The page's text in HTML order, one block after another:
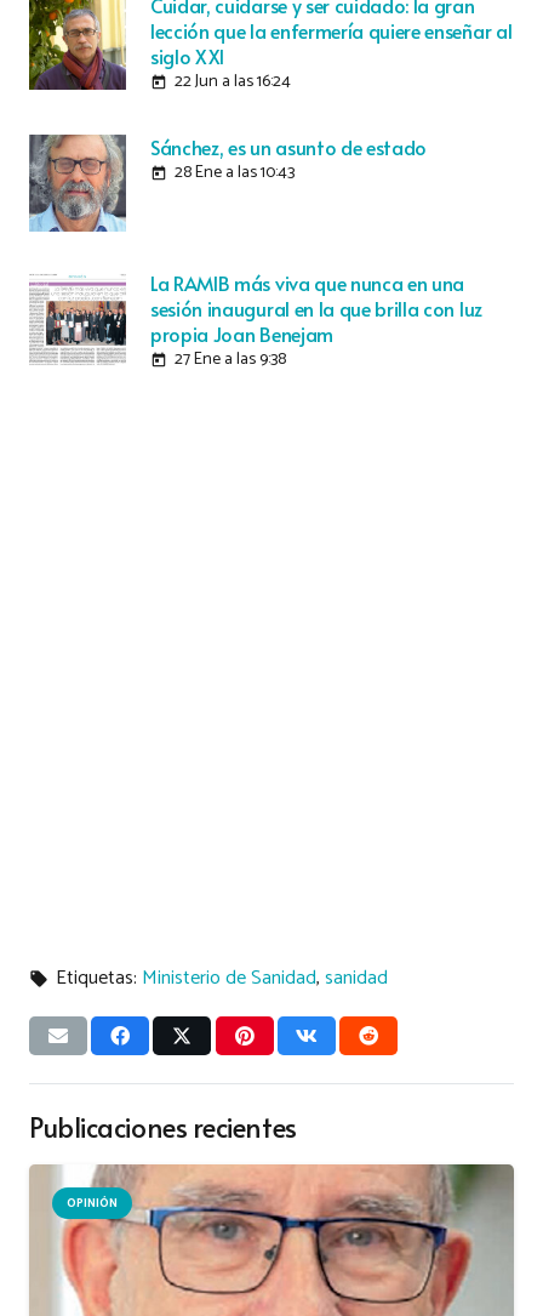
lección que la enfermería quiere enseñar al
siglo XXI
today 22 Jun a las 16:24
Sánchez, es un asunto de estado
today 28 Ene a las 10:43
La RAMIB más viva que nunca en una
sesión inaugural en la que brilla con luz
propia Joan Benejam
today 27 Ene a las 9:38
local_offer Etiquetas: Ministerio de Sanidad,sanidad
Publicaciones recientes
OPINIÓN